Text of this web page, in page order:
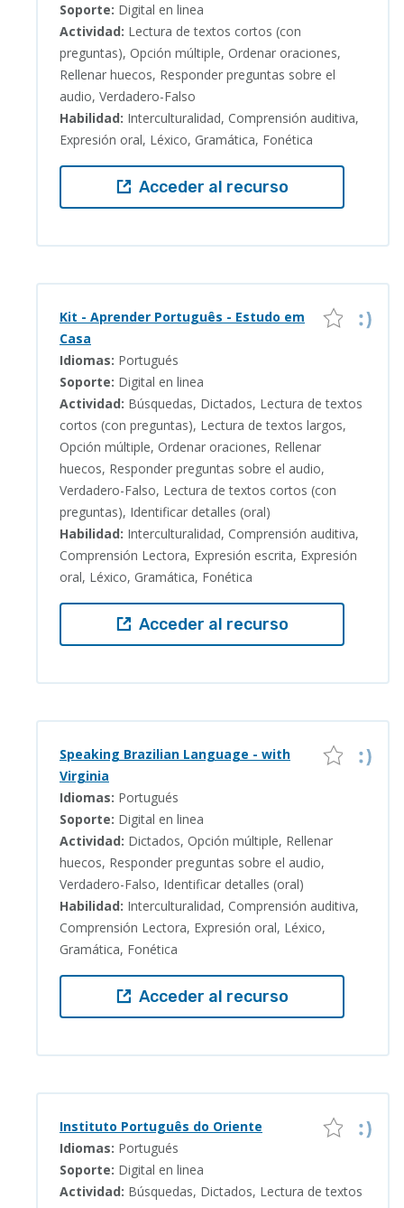
Soporte: Digital en linea
Actividad: Lectura de textos cortos (con
preguntas), Opción múltiple, Ordenar oraciones,
Rellenar huecos, Responder preguntas sobre el
audio, Verdadero-Falso
Habilidad: Interculturalidad, Comprensión auditiva,
Expresión oral, Léxico, Gramática, Fonética
Acceder al recurso
Kit - Aprender Português - Estudo em
Casa
Idiomas: Portugués
Soporte: Digital en linea
Actividad: Búsquedas, Dictados, Lectura de textos
cortos (con preguntas), Lectura de textos largos,
Opción múltiple, Ordenar oraciones, Rellenar
huecos, Responder preguntas sobre el audio,
Verdadero-Falso, Lectura de textos cortos (con
preguntas), Identificar detalles (oral)
Habilidad: Interculturalidad, Comprensión auditiva,
Comprensión Lectora, Expresión escrita, Expresión
oral, Léxico, Gramática, Fonética
Acceder al recurso
Speaking Brazilian Language - with
Virginia
Idiomas: Portugués
Soporte: Digital en linea
Actividad: Dictados, Opción múltiple, Rellenar
huecos, Responder preguntas sobre el audio,
Verdadero-Falso, Identificar detalles (oral)
Habilidad: Interculturalidad, Comprensión auditiva,
Comprensión Lectora, Expresión oral, Léxico,
Gramática, Fonética
Acceder al recurso
Instituto Português do Oriente
Idiomas: Portugués
Soporte: Digital en linea
Actividad: Búsquedas, Dictados, Lectura de textos